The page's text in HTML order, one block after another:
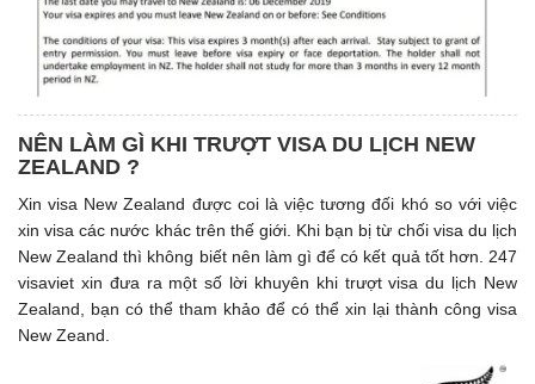
NÊN LÀM GÌ KHI TRƯỢT VISA DU LỊCH NEW
ZEALAND ?
Xin visa New Zealand được coi là việc tương đối khó so với việc
xin visa các nước khác trên thế giới. Khi bạn bị từ chối visa du lịch
New Zealand thì không biết nên làm gì để có kết quả tốt hơn. 247
visaviet xin đưa ra một số lời khuyên khi trượt visa du lịch New
Zealand, bạn có thể tham khảo để có thể xin lại thành công visa
New Zeand.